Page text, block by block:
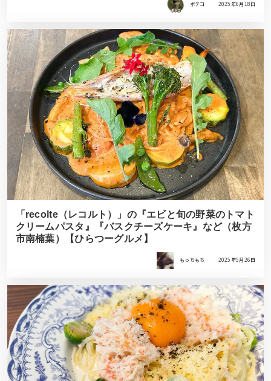
ポテコ 2025年6月18日
「recolte（レコルト）」の『エビと旬の野菜のトマト
クリームパスタ』『バスクチーズケーキ』など（枚方
市南楠葉）【ひらつーグルメ】
もっちもち 2025年5月26日